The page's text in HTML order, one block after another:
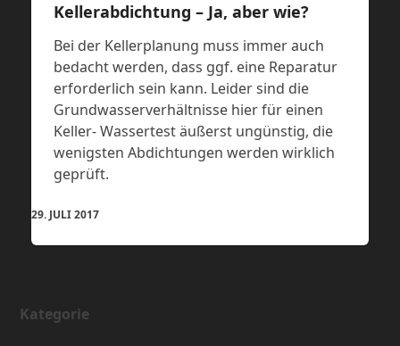
Kellerabdichtung – Ja, aber wie?
Bei der Kellerplanung muss immer auch
bedacht werden, dass ggf. eine Reparatur
erforderlich sein kann. Leider sind die
Grundwasserverhältnisse hier für einen
Keller- Wassertest äußerst ungünstig, die
wenigsten Abdichtungen werden wirklich
geprüft.
29. JULI 2017
Kategorie